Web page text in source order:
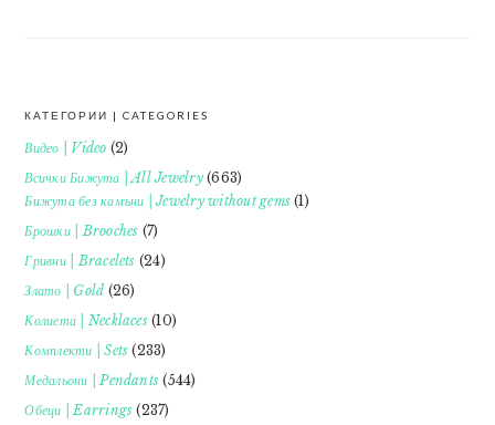
FOOTER
КАТЕГОРИИ | CATEGORIES
Видео | Video (2)
Всички Бижута | All Jewelry(663)
Бижута без камъни | Jewelry without gems (1)
Брошки | Brooches (7)
Гривни | Bracelets (24)
Злато | Gold (26)
Колиета | Necklaces(10)
Комплекти | Sets (233)
Медальони | Pendants (544)
Обеци | Earrings (237)